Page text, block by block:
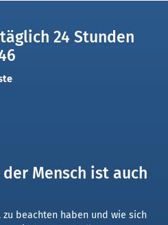
24 Stunden
Mensch ist auch
beachten haben und wie sich